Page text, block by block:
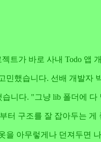
트가 바로 사내 Todo 앱
했습니다. 선배 개발자
니다. "그냥 lib 폴더에
구조를 잘 잡아두는
아무렇게나 던져두면